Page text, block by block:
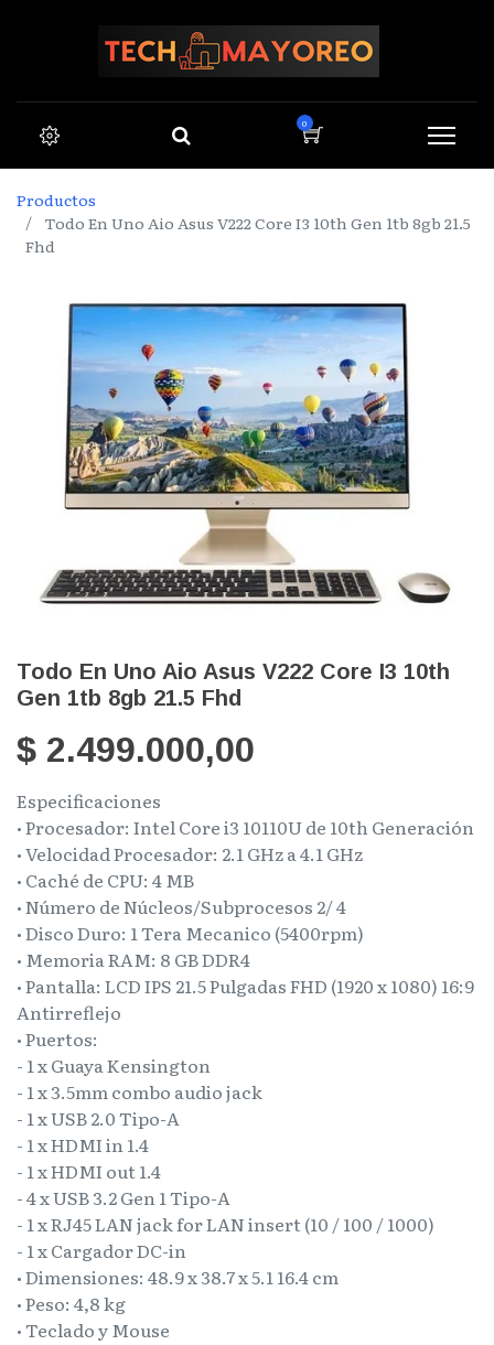
0
Productos
Todo En Uno Aio Asus V222 Core I3 10th Gen 1tb 8gb 21.5
Fhd
Todo En Uno Aio Asus V222 Core I3 10th
Gen 1tb 8gb 21.5 Fhd
$ 2.499.000,00
Especificaciones
• Procesador: Intel Core i3 10110U de 10th Generación
• Velocidad Procesador: 2.1 GHz a 4.1 GHz
• Caché de CPU: 4 MB
• Número de Núcleos/Subprocesos 2/ 4
• Disco Duro: 1 Tera Mecanico (5400rpm)
• Memoria RAM: 8 GB DDR4
• Pantalla: LCD IPS 21.5 Pulgadas FHD (1920 x 1080) 16:9
Antirreflejo
• Puertos:
- 1 x Guaya Kensington
- 1 x 3.5mm combo audio jack
- 1 x USB 2.0 Tipo-A
- 1 x HDMI in 1.4
- 1 x HDMI out 1.4
- 4 x USB 3.2 Gen 1 Tipo-A
- 1 x RJ45 LAN jack for LAN insert (10 / 100 / 1000)
- 1 x Cargador DC-in
• Dimensiones: 48.9 x 38.7 x 5.1 16.4 cm
• Peso: 4,8 kg
• Teclado y Mouse